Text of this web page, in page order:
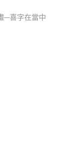
─喜字在當中